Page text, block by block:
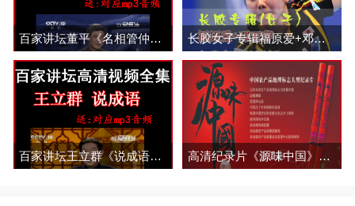
百家讲坛董平《名相管仲+名相晏婴》视频和音频全集百度网盘下载 长胶女子专辑福原爱+邓亚萍乒乓球比赛视频全合集百度网盘下载
百家讲坛王立群《说成语》视频和音频全集百度网盘下载 高清纪录片《源味中国》全7集百度网盘下载